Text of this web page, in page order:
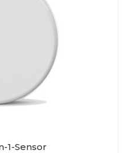
1-Sensor